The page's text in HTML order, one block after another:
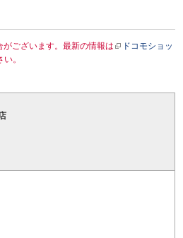
ございます。最新の情報は
ドコモショッ
。